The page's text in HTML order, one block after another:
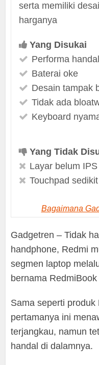
serta memiliki
harganya
Yang Disukai
Performa
Baterai oke
Desain tampak
Tidak ada
Keyboard
Yang Tidak
Layar belum IPS
Touchpad
Bagaimana
Gadgetren – Tidak
handphone, Redmi
segmen laptop
bernama RedmiBook
Sama seperti
pertamanya ini
terjangkau, namun
handal di dalamnya.